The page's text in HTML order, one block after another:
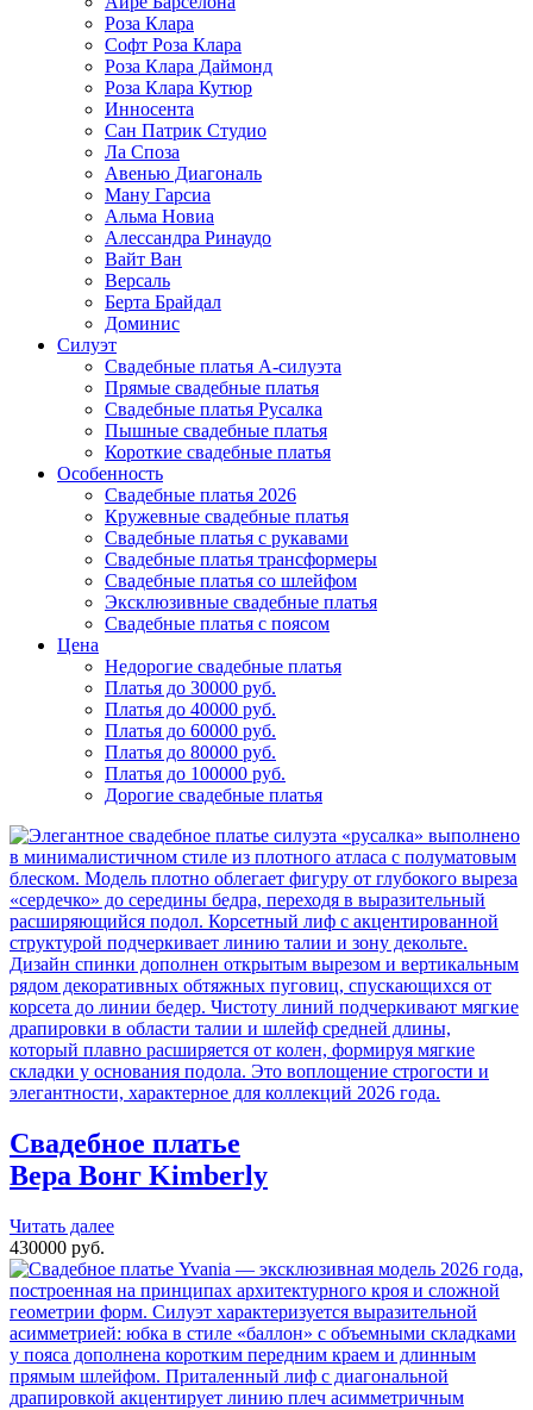
Роза Клара
Софт Роза Клара
Роза Клара Даймонд
Роза Клара Кутюр
Инносента
Сан Патрик Студио
Ла Споза
Авенью Диагональ
Ману Гарсиа
Альма Новиа
Алессандра Ринаудо
Вайт Ван
Версаль
Берта Брайдал
Доминис
Силуэт
Свадебные платья А-силуэта
Прямые свадебные платья
Свадебные платья Русалка
Пышные свадебные платья
Короткие свадебные платья
Особенность
Свадебные платья 2026
Кружевные свадебные платья
Свадебные платья с рукавами
Свадебные платья трансформеры
Свадебные платья со шлейфом
Эксклюзивные свадебные платья
Свадебные платья с поясом
Цена
Недорогие свадебные платья
Платья до 30000 руб.
Платья до 40000 руб.
Платья до 60000 руб.
Платья до 80000 руб.
Платья до 100000 руб.
Дорогие свадебные платья
Свадебное платье
Вера Вонг Kimberly
Читать далее
430000 руб.